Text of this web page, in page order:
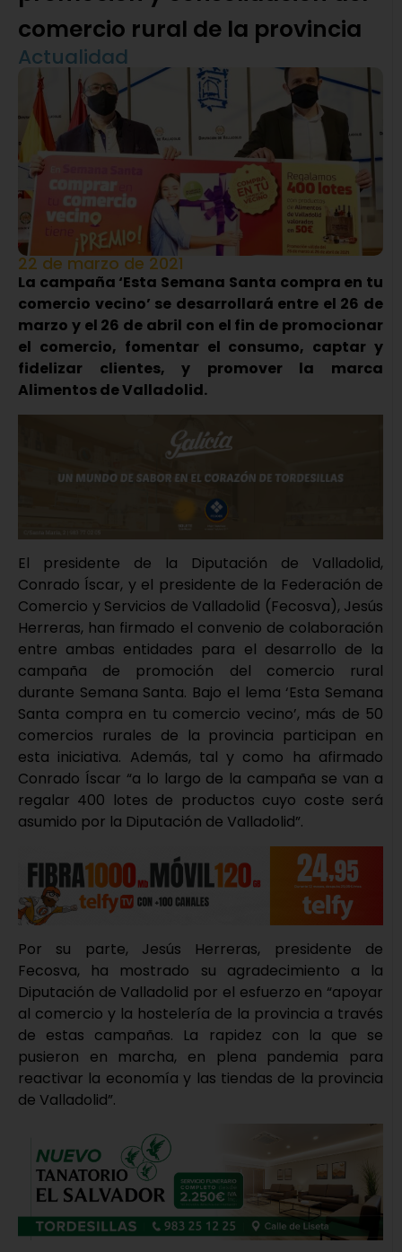
comercio rural de la provincia
Actualidad
22 de marzo de 2021
La campaña ‘Esta Semana Santa compra en tu
comercio vecino’ se desarrollará entre el 26 de
marzo y el 26 de abril con el fin de promocionar
el comercio, fomentar el consumo, captar y
fidelizar clientes, y promover la marca
Alimentos de Valladolid.
El presidente de la Diputación de Valladolid,
Conrado Íscar, y el presidente de la Federación de
Comercio y Servicios de Valladolid (Fecosva), Jesús
Herreras, han firmado el convenio de colaboración
entre ambas entidades para el desarrollo de la
campaña de promoción del comercio rural
durante Semana Santa. Bajo el lema ‘Esta Semana
Santa compra en tu comercio vecino’, más de 50
comercios rurales de la provincia participan en
esta iniciativa. Además, tal y como ha afirmado
Conrado Íscar “a lo largo de la campaña se van a
regalar 400 lotes de productos cuyo coste será
asumido por la Diputación de Valladolid”.
Por su parte, Jesús Herreras, presidente de
Fecosva, ha mostrado su agradecimiento a la
Diputación de Valladolid por el esfuerzo en “apoyar
al comercio y la hostelería de la provincia a través
de estas campañas. La rapidez con la que se
pusieron en marcha, en plena pandemia para
reactivar la economía y las tiendas de la provincia
de Valladolid”.